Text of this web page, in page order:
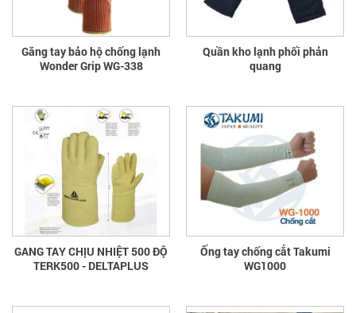
Găng tay bảo hộ chống lạnh
Wonder Grip WG-338
Quần kho lạnh phối phản
quang
GANG TAY CHỊU NHIỆT 500 ĐỘ
TERK500 - DELTAPLUS
Ống tay chống cắt Takumi
WG1000